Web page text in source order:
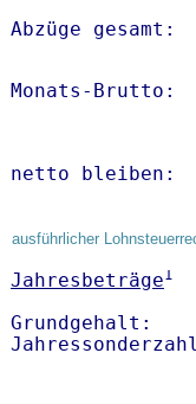
Abzüge
netto
ausführlicher
Jahresbeträge1
Grundgehalt: